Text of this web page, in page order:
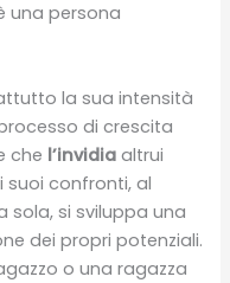
una persona
la sua intensità
di crescita
che l’invidia altrui
confronti, al
sola, si sviluppa una
dei propri potenziali.
o una ragazza